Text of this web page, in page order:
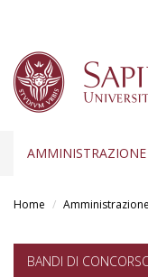
AMMINISTRAZIONE
Home
BANDI DI